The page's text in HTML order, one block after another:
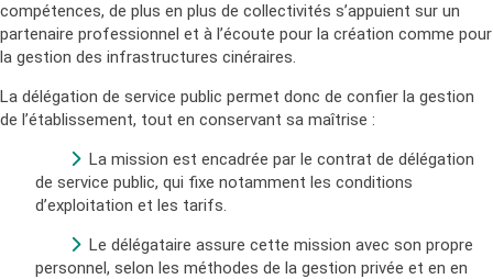
compétences, de plus en plus de collectivités s’appuient sur un
partenaire professionnel et à l’écoute pour la création comme pour
la gestion des infrastructures cinéraires.
La délégation de service public permet donc de confier la gestion
de l’établissement, tout en conservant sa maîtrise :
La mission est encadrée par le contrat de délégation
de service public, qui fixe notamment les conditions
d’exploitation et les tarifs.
Le délégataire assure cette mission avec son propre
personnel, selon les méthodes de la gestion privée et en en